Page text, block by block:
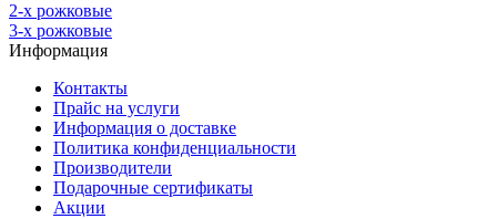
2-х рожковые
3-х рожковые
Информация
Контакты
Прайс на услуги
Информация о доставке
Политика конфиденциальности
Производители
Подарочные сертификаты
Акции